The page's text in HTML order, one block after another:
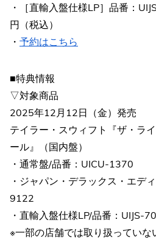
・［直輸入盤仕様LP］品番：
円（税込）
・ 予約はこちら
■特典情報
▽対象商品
2025年12月12日（金）発売
テイラー・スウィフト『ザ・ラ
ール』（国内盤）
・通常盤/品番：UICU-1370
・ジャパン・デラックス・エデ
9122
・直輸入盤仕様LP/品番：UIJS-
※一部の店舗では取り扱っていな